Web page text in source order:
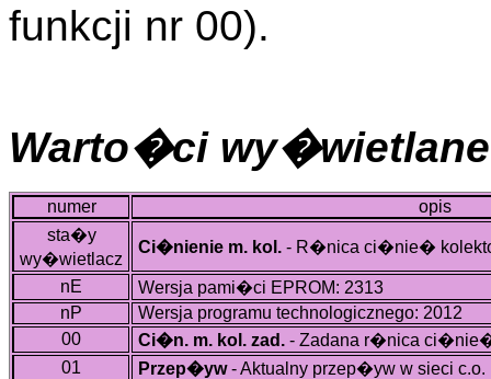
funkcji nr 00).
Warto�ci wy�wietlane
numer
opis
sta�y
wy�wietlacz
Ci�nienie m. kol.- R�nica ci�nie�
nE
Wersja pami�ci EPROM: 2313
nP
Wersja programu technologicznego: 2012
00
Ci�n. m. kol. zad.- Zadana r�nica ci�nie�
01
Przep�yw- Aktualny przep�yw w sieci c.o.